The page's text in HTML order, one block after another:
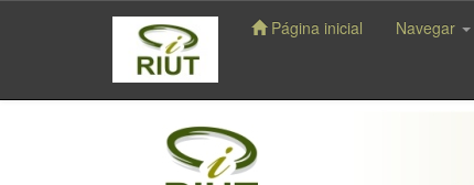
navigation
Página inicial Navegar